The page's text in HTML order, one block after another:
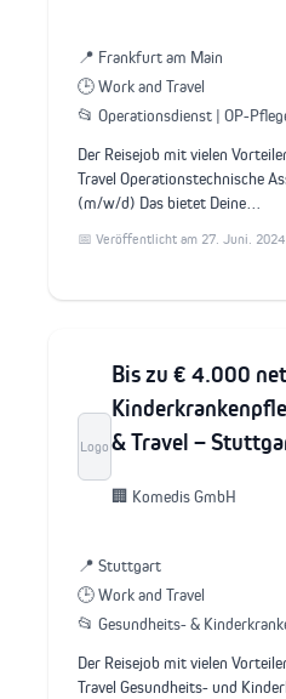
📍 Frankfurt am Main
🕒 Work and Travel
📂 Operationsdienst | OP-
Der Reisejob mit vielen
Travel Operationstechnische
(m/w/d) Das bietet Deine…
📅 Veröffentlicht am 27. Juni. 2024
Logo
Bis zu € 4.000
& Travel –
🏢 Komedis GmbH
📍 Stuttgart
🕒 Work and Travel
📂 Gesundheits- &
Der Reisejob mit vielen
Travel Gesundheits- und